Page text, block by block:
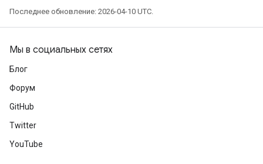
Последнее обновление: 2026-04-10 UTC.
Мы в социальных сетях
Блог
Форум
GitHub
Twitter
YouTube